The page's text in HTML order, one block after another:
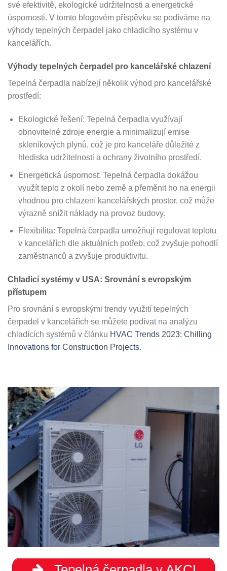
své efektivitě, ekologické udržitelnosti a energetické
úspornosti. V tomto blogovém příspěvku se podíváme na
výhody tepelných čerpadel jako chladicího systému v
kancelářích.
Výhody tepelných čerpadel pro kancelářské chlazení
Tepelná čerpadla nabízejí několik výhod pro kancelářské
prostředí:
Ekologické řešení: Tepelná čerpadla využívají
obnovitelné zdroje energie a minimalizují emise
skleníkových plynů, což je pro kanceláře důležité z
hlediska udržitelnosti a ochrany životního prostředí.
Energetická úspornost: Tepelná čerpadla dokážou
využít teplo z okolí nebo země a přeměnit ho na energii
vhodnou pro chlazení kancelářských prostor, což může
výrazně snížit náklady na provoz budovy.
Flexibilita: Tepelná čerpadla umožňují regulovat teplotu
v kancelářích dle aktuálních potřeb, což zvyšuje pohodlí
zaměstnanců a zvyšuje produktivitu.
Chladicí systémy v USA: Srovnání s evropským
přístupem
Pro srovnání s evropskými trendy využití tepelných
čerpadel v kancelářích se můžete podívat na analýzu
chladících systémů v článku HVAC Trends 2023: Chilling
Innovations for Construction Projects.